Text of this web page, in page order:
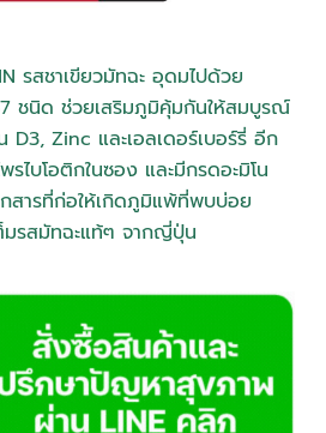
รสชาเขียวมัทฉะ อุดมไปด้วย
ชนิด ช่วยเสริมภูมิคุ้มกันให้สมบูรณ์
Zinc และเอลเดอร์เบอร์รี่ อีก
ไบโอติกในซอง และมีกรดอะมิโน
สารที่ก่อให้เกิดภูมิแพ้ที่พบบ่อย
มรสมัทฉะแท้ๆ จากญี่ปุ่น